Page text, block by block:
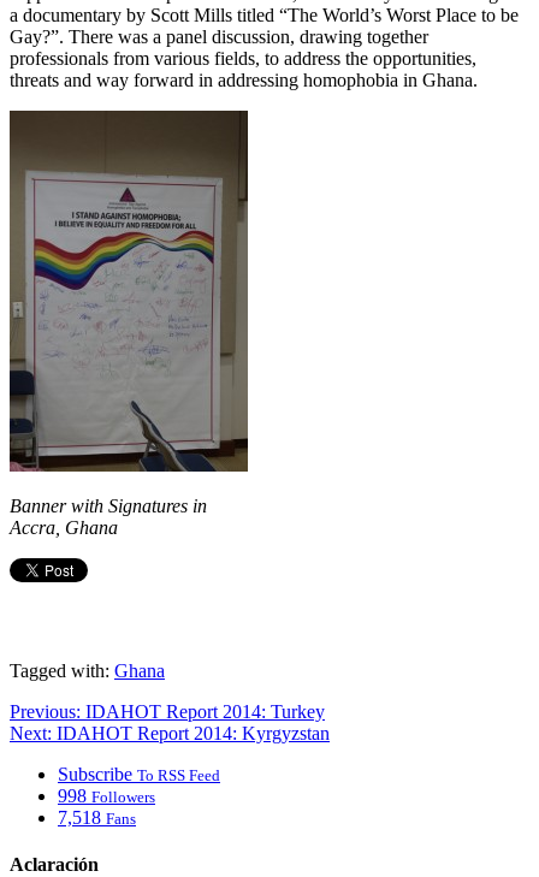
a documentary by Scott Mills titled “The World’s Worst Place to be
Gay?”. There was a panel discussion, drawing together
professionals from various fields, to address the opportunities,
threats and way forward in addressing homophobia in Ghana.
Banner with Signatures in
Accra, Ghana
Tagged with: Ghana
Previous: IDAHOT Report 2014: Turkey
Next: IDAHOT Report 2014: Kyrgyzstan
Subscribe To RSS Feed
998 Followers
7,518 Fans
Aclaración